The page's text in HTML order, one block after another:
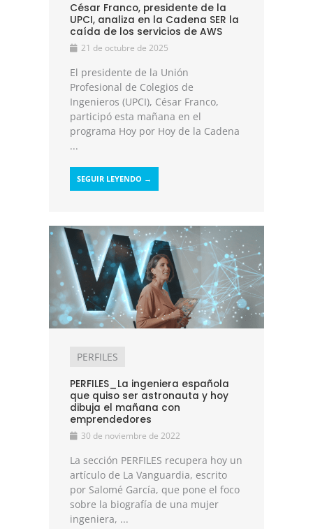
César Franco, presidente de la
UPCI, analiza en la Cadena SER la
caída de los servicios de AWS
21 de octubre de 2025
El presidente de la Unión
Profesional de Colegios de
Ingenieros (UPCI), César Franco,
participó esta mañana en el
programa Hoy por Hoy de la Cadena
...
SEGUIR LEYENDO →
PERFILES
PERFILES_La ingeniera española
que quiso ser astronauta y hoy
dibuja el mañana con
emprendedores
30 de noviembre de 2022
La sección PERFILES recupera hoy un
artículo de La Vanguardia, escrito
por Salomé García, que pone el foco
sobre la biografía de una mujer
ingeniera, ...